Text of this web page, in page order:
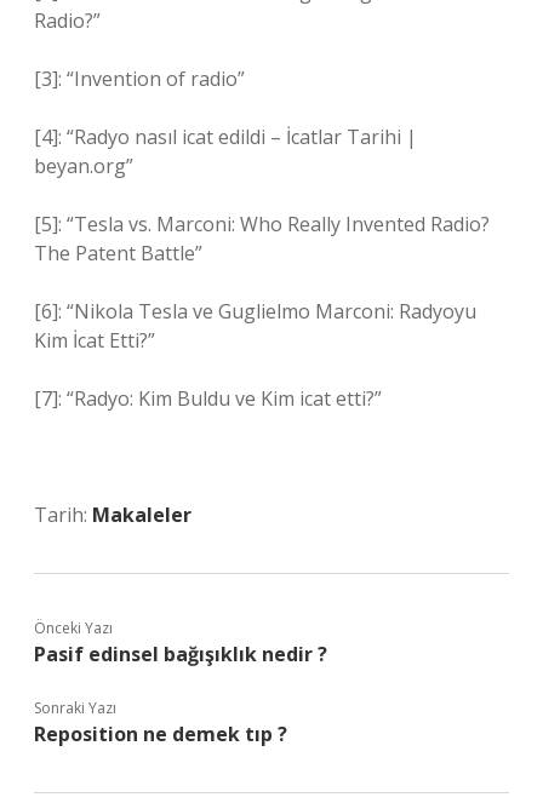
Radio?”
[3]: “Invention of radio”
[4]: “Radyo nasıl icat edildi – İcatlar Tarihi |
beyan.org”
[5]: “Tesla vs. Marconi: Who Really Invented Radio?
The Patent Battle”
[6]: “Nikola Tesla ve Guglielmo Marconi: Radyoyu
Kim İcat Etti?”
[7]: “Radyo: Kim Buldu ve Kim icat etti?”
Tarih: Makaleler
Önceki Yazı
Pasif edinsel bağışıklık nedir ?
Sonraki Yazı
Reposition ne demek tıp ?